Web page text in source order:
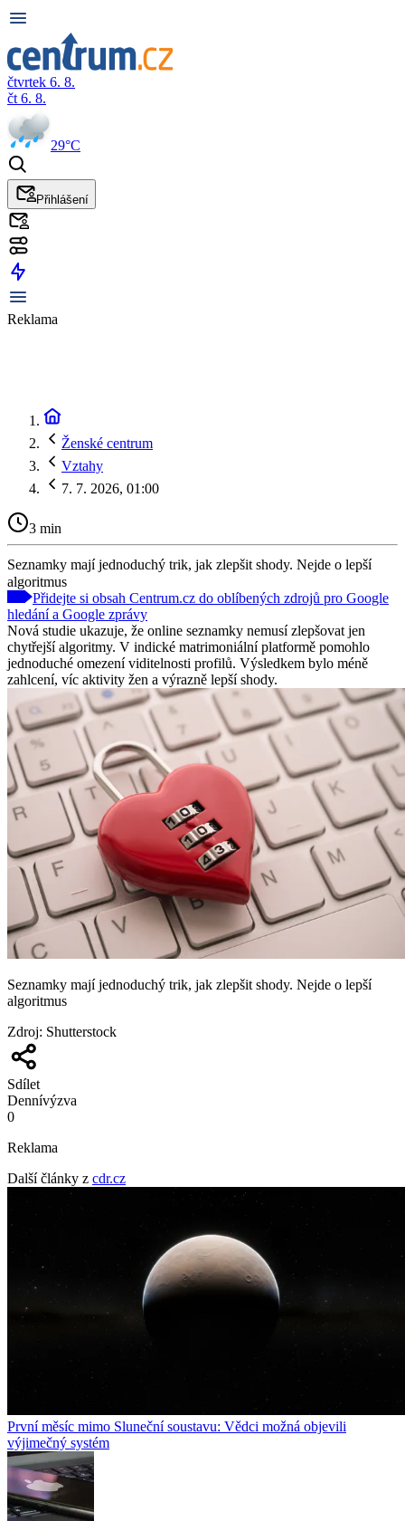
čtvrtek 6. 8.
čt 6. 8.
29°C
Přihlášení
Reklama
Ženské centrum
Vztahy
7. 7. 2026, 01:00
3 min
Seznamky mají jednoduchý trik, jak zlepšit shody. Nejde o lepší
algoritmus
Přidejte si obsah Centrum.cz do oblíbených zdrojů pro Google
hledání a Google zprávy
Nová studie ukazuje, že online seznamky nemusí zlepšovat jen
chytřejší algoritmy. V indické matrimoniální platformě pomohlo
jednoduché omezení viditelnosti profilů. Výsledkem bylo méně
zahlcení, víc aktivity žen a výrazně lepší shody.
Seznamky mají jednoduchý trik, jak zlepšit shody. Nejde o lepší
algoritmus
Zdroj: Shutterstock
Sdílet
Dennívýzva
0
Reklama
Další články z cdr.cz
První měsíc mimo Sluneční soustavu: Vědci možná objevili
výjimečný systém